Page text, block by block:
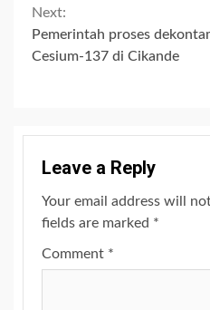
Next:
Pemerintah proses
Cesium-137 di Cikande
Leave a Reply
Your email address will
fields are marked *
Comment *